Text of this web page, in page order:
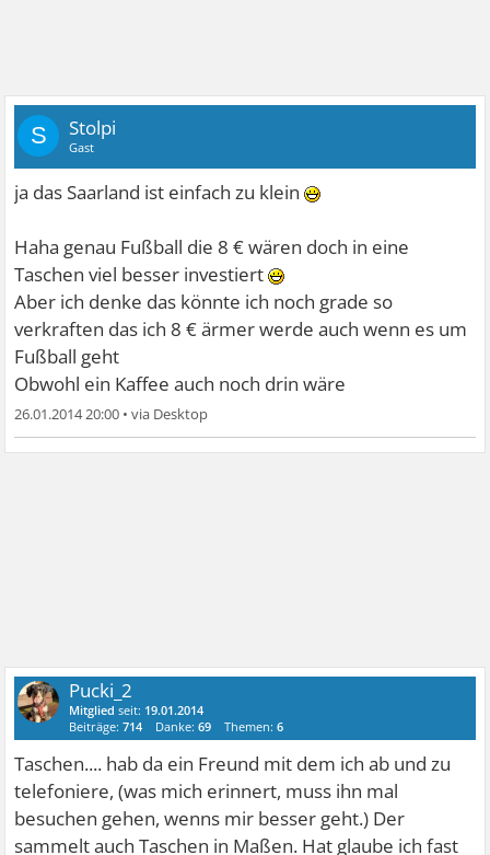
S Stolpi
Gast
ja das Saarland ist einfach zu klein
Haha genau Fußball die 8 € wären doch in eine
Taschen viel besser investiert
Aber ich denke das könnte ich noch grade so
verkraften das ich 8 € ärmer werde auch wenn es um
Fußball geht
Obwohl ein Kaffee auch noch drin wäre
26.01.2014 20:00 •
Pucki_2
Mitglied seit: 19.01.2014
Beiträge:714 Danke:69 Themen:6
Taschen.... hab da ein Freund mit dem ich ab und zu
telefoniere, (was mich erinnert, muss ihn mal
besuchen gehen, wenns mir besser geht.) Der
sammelt auch Taschen in Maßen. Hat glaube ich fast